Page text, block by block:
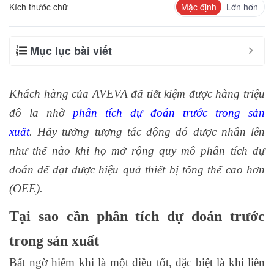
Kích thước chữ
Mặc định Lớn hơn
Mục lục bài viết
Khách hàng của AVEVA đã tiết kiệm được hàng triệu
đô la nhờ phân tích dự đoán trước trong sản
xuất. Hãy tưởng tượng tác động đó được nhân lên
như thế nào khi họ mở rộng quy mô phân tích dự
đoán để đạt được hiệu quả thiết bị tổng thể cao hơn
(OEE).
Tại sao cần phân tích dự đoán trước
trong sản xuất
Bất ngờ hiếm khi là một điều tốt, đặc biệt là khi liên